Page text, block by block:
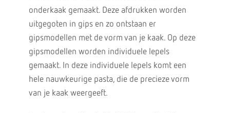
onderkaak gemaakt. Deze afdrukken worden
uitgegoten in gips en zo ontstaan er
gipsmodellen met de vorm van je kaak. Op deze
gipsmodellen worden individuele lepels
gemaakt. In deze individuele lepels komt een
hele nauwkeurige pasta, die de precieze vorm
van je kaak weergeeft.